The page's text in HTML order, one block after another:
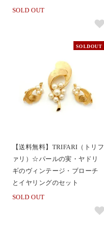
SOLD OUT
SOLDOUT
【送料無料】TRIFARI（トリフ
ァリ）☆パールの実・ヤドリ
ギのヴィンテージ・ブローチ
とイヤリングのセット
SOLD OUT